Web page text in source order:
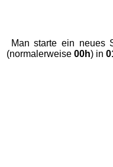
Man starte ein neues
(normalerweise00h) in